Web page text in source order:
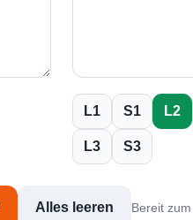
L1 S1 L2
L3 S3
Alles leeren Bereit zum